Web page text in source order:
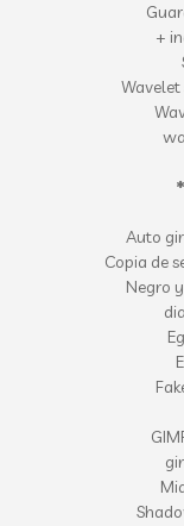
+
Wavelet
Auto
Copia de
Negro